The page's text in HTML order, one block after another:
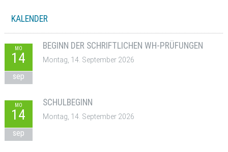
KALENDER
MO
14
sep
BEGINN DER SCHRIFTLICHEN WH-PRÜFUNGEN
Montag, 14. September 2026
MO
14
sep
SCHULBEGINN
Montag, 14. September 2026